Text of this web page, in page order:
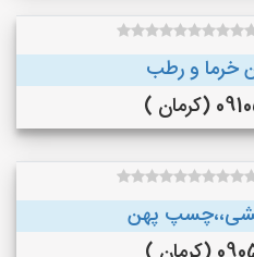
خرما و رطب
)
پهن